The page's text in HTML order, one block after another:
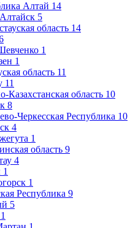
Алтай 14
5
область 14
1
1
область 11
11
Казахстанская область 10
8
Черкесская Республика 10
4
1
область 9
4
1
1
Республика 9
5
1